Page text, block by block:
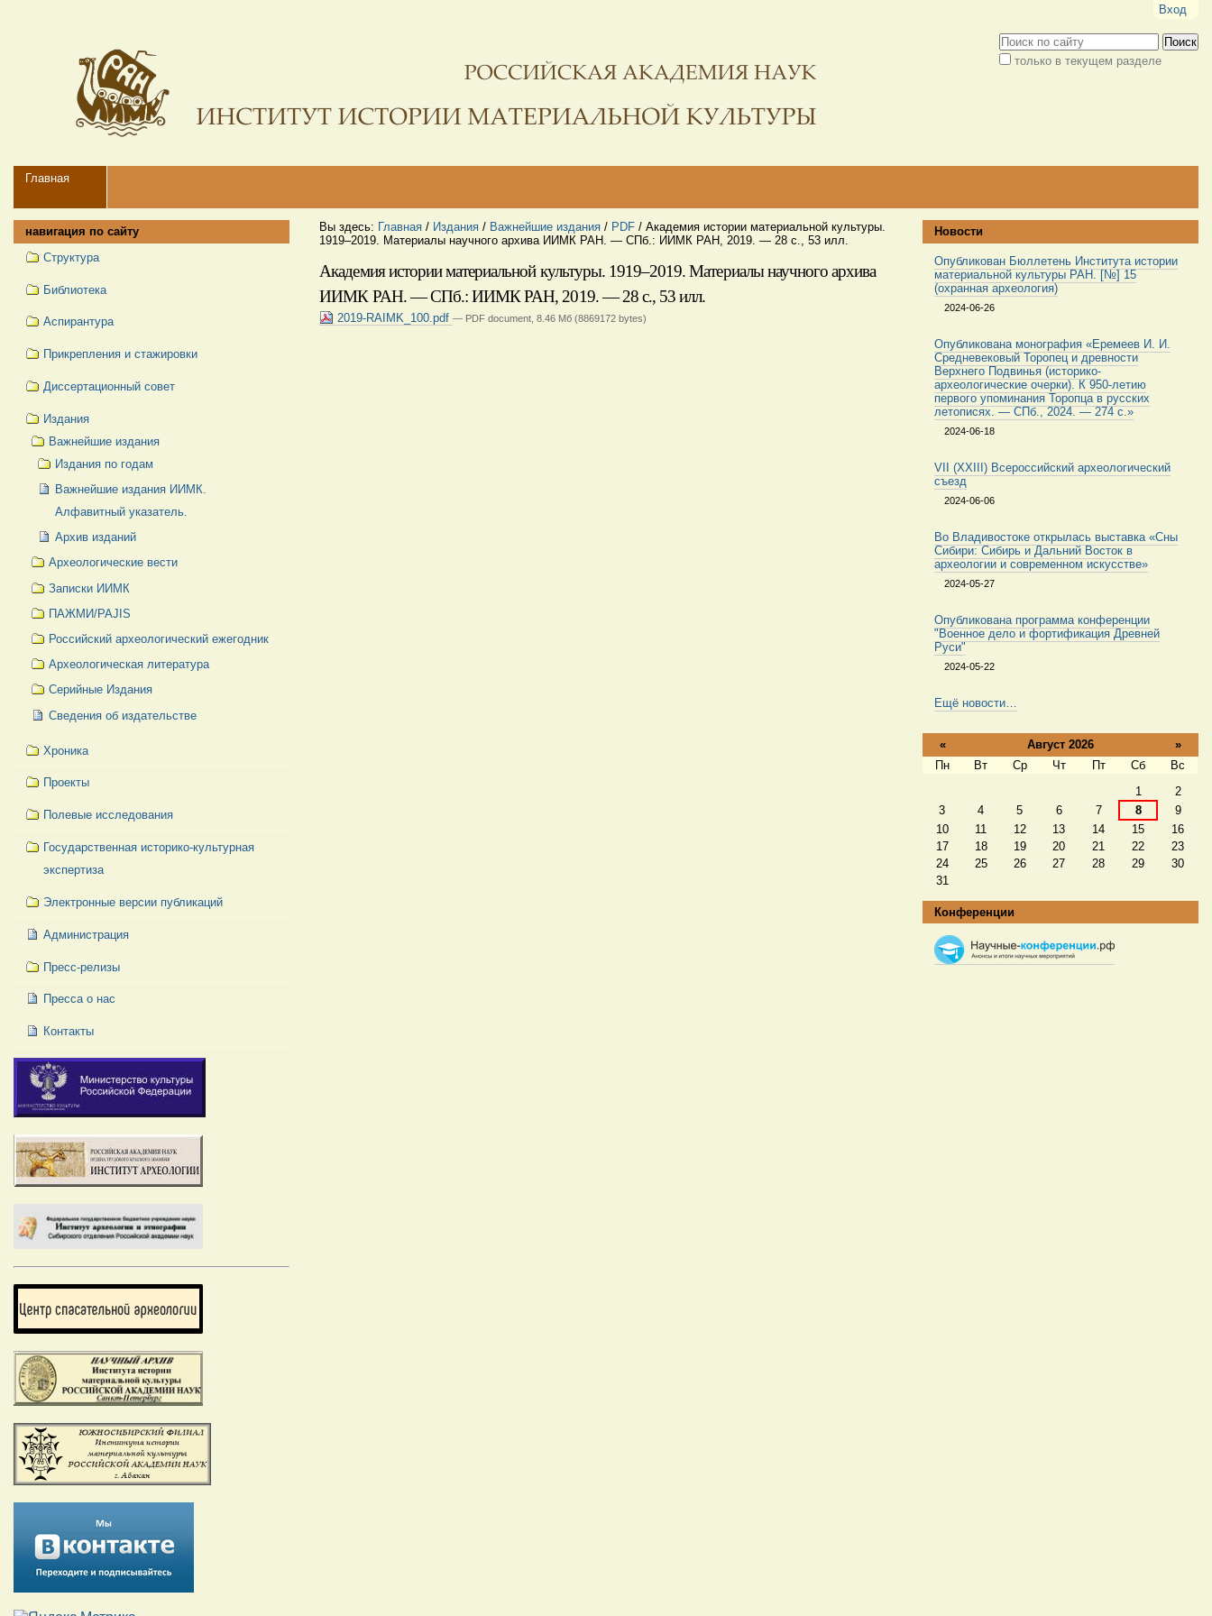
навигации
Вход
Поиск
только в текущем разделе
Navigation
Главная
Вы здесь: Главная / Издания / Важнейшие издания / PDF /Академия истории материальной культуры.
1919–2019. Материалы научного архива ИИМК РАН. — СПб.: ИИМК РАН, 2019. — 28 с., 53 илл.
Академия истории материальной культуры. 1919–2019. Материалы научного архива
ИИМК РАН. — СПб.: ИИМК РАН, 2019. — 28 с., 53 илл.
2019-RAIMK_100.pdf— PDF document, 8.46 Мб (8869172 bytes)
навигация по сайту
Структура
Библиотека
Аспирантура
Прикрепления и стажировки
Диссертационный совет
Издания
Важнейшие издания
Издания по годам
Важнейшие издания ИИМК.
Алфавитный указатель.
Архив изданий
Археологические вести
Записки ИИМК
ПАЖМИ/PAJIS
Российский археологический ежегодник
Археологическая литература
Серийные Издания
Сведения об издательстве
Хроника
Проекты
Полевые исследования
Государственная историко-культурная
экспертиза
Электронные версии публикаций
Администрация
Пресс-релизы
Пресса о нас
Контакты
Новости
Опубликован Бюллетень Института истории
материальной культуры РАН. [№] 15
(охранная археология)
2024-06-26
Опубликована монография «Еремеев И. И.
Средневековый Торопец и древности
Верхнего Подвинья (историко-
археологические очерки). К 950-летию
первого упоминания Торопца в русских
летописях. — СПб., 2024. — 274 с.»
2024-06-18
VII (XXIII) Всероссийский археологический
съезд
2024-06-06
Во Владивостоке открылась выставка «Сны
Сибири: Сибирь и Дальний Восток в
археологии и современном искусстве»
2024-05-27
Опубликована программа конференции
"Военное дело и фортификация Древней
Руси"
2024-05-22
Ещё новости…
« Август 2026 »
Пн Вт Ср Чт Пт Сб
Вс
1
2
3
4 5 6 7 8
9
10
11 12 13 14 15
16
17
18 19 20 21 22
23
24
25 26 27 28 29
30
31
Конференции